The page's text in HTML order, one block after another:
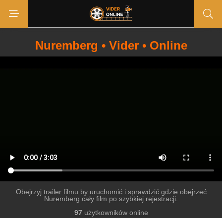
Nuremberg • Vider • Online
Obejrzyj trailer filmu by uruchomić i sprawdzić gdzie obejrzeć
Nuremberg cały film po szybkiej rejestracji.
97 użytkowników online